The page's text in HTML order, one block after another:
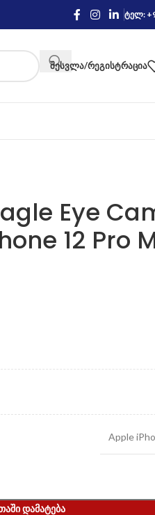
ტელ:
ᲨᲔᲡᲕᲚᲐ/ᲠᲔᲒᲘᲡᲢᲠᲐᲪᲘᲐ
Eye
12 Pro
Apple
ᲓᲐᲛᲐᲢᲔᲑᲐ